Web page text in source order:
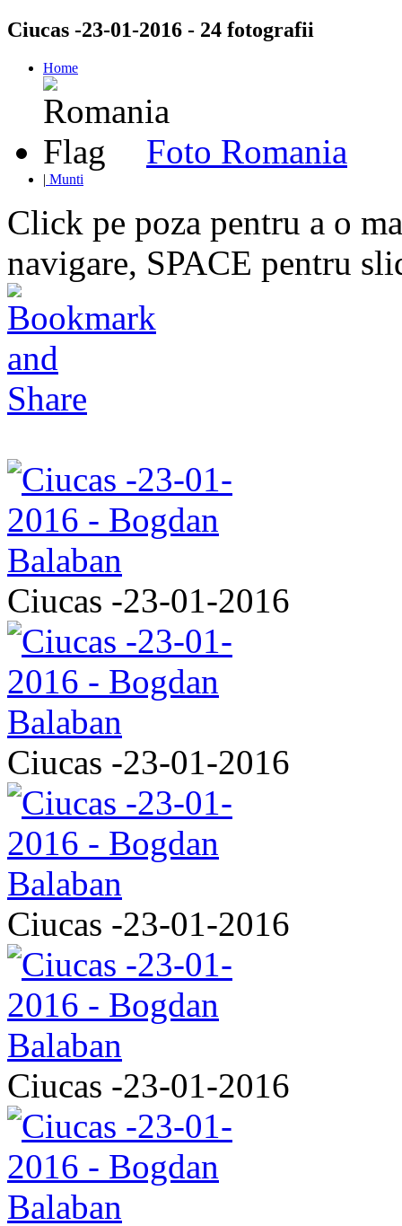
Ciucas -23-01-2016 - 24 fotografii
Home
Foto Romania
| Munti
Click pe poza pentru a o
navigare, SPACE pentru
Ciucas -23-01-2016
Ciucas -23-01-2016
Ciucas -23-01-2016
Ciucas -23-01-2016